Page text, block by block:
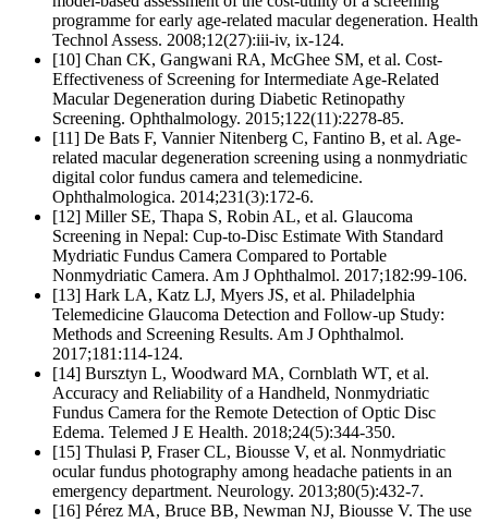
programme for early age-related macular degeneration. Health
Technol Assess. 2008;12(27):iii-iv, ix-124.
[10] Chan CK, Gangwani RA, McGhee SM, et al. Cost-
Effectiveness of Screening for Intermediate Age-Related
Macular Degeneration during Diabetic Retinopathy
Screening. Ophthalmology. 2015;122(11):2278-85.
[11] De Bats F, Vannier Nitenberg C, Fantino B, et al. Age-
related macular degeneration screening using a nonmydriatic
digital color fundus camera and telemedicine.
Ophthalmologica. 2014;231(3):172-6.
[12] Miller SE, Thapa S, Robin AL, et al. Glaucoma
Screening in Nepal: Cup-to-Disc Estimate With Standard
Mydriatic Fundus Camera Compared to Portable
Nonmydriatic Camera. Am J Ophthalmol. 2017;182:99-106.
[13] Hark LA, Katz LJ, Myers JS, et al. Philadelphia
Telemedicine Glaucoma Detection and Follow-up Study:
Methods and Screening Results. Am J Ophthalmol.
2017;181:114-124.
[14] Bursztyn L, Woodward MA, Cornblath WT, et al.
Accuracy and Reliability of a Handheld, Nonmydriatic
Fundus Camera for the Remote Detection of Optic Disc
Edema. Telemed J E Health. 2018;24(5):344-350.
[15] Thulasi P, Fraser CL, Biousse V, et al. Nonmydriatic
ocular fundus photography among headache patients in an
emergency department. Neurology. 2013;80(5):432-7.
[16] Pérez MA, Bruce BB, Newman NJ, Biousse V. The use